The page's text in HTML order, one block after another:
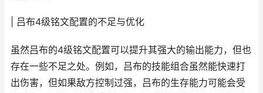
| 吕布4级铭文配置的不足与优化
虽然吕布的4级铭文配置可以提升其强大的输出能力，但也
存在一些不足之处。例如，吕布的技能组合虽然能快速打
出伤害，但如果敌方控制过强，吕布的生存能力可能会受